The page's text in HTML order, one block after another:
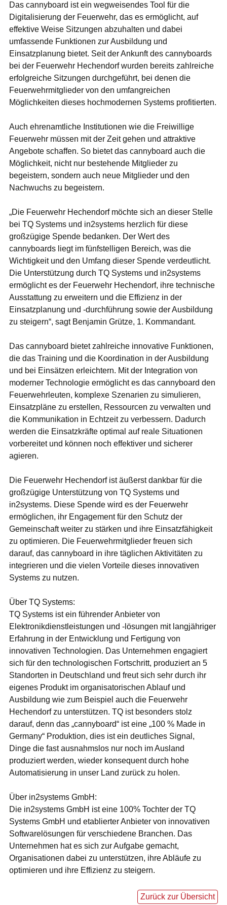
Das cannyboard ist ein wegweisendes Tool für die
Digitalisierung der Feuerwehr, das es ermöglicht, auf
effektive Weise Sitzungen abzuhalten und dabei
umfassende Funktionen zur Ausbildung und
Einsatzplanung bietet. Seit der Ankunft des cannyboards
bei der Feuerwehr Hechendorf wurden bereits zahlreiche
erfolgreiche Sitzungen durchgeführt, bei denen die
Feuerwehrmitglieder von den umfangreichen
Möglichkeiten dieses hochmodernen Systems profitierten.
Auch ehrenamtliche Institutionen wie die Freiwillige
Feuerwehr müssen mit der Zeit gehen und attraktive
Angebote schaffen. So bietet das cannyboard auch die
Möglichkeit, nicht nur bestehende Mitglieder zu
begeistern, sondern auch neue Mitglieder und den
Nachwuchs zu begeistern.
„Die Feuerwehr Hechendorf möchte sich an dieser Stelle
bei TQ Systems und in2systems herzlich für diese
großzügige Spende bedanken. Der Wert des
cannyboards liegt im fünfstelligen Bereich, was die
Wichtigkeit und den Umfang dieser Spende verdeutlicht.
Die Unterstützung durch TQ Systems und in2systems
ermöglicht es der Feuerwehr Hechendorf, ihre technische
Ausstattung zu erweitern und die Effizienz in der
Einsatzplanung und -durchführung sowie der Ausbildung
zu steigern“, sagt Benjamin Grütze, 1. Kommandant.
Das cannyboard bietet zahlreiche innovative Funktionen,
die das Training und die Koordination in der Ausbildung
und bei Einsätzen erleichtern. Mit der Integration von
moderner Technologie ermöglicht es das cannyboard den
Feuerwehrleuten, komplexe Szenarien zu simulieren,
Einsatzpläne zu erstellen, Ressourcen zu verwalten und
die Kommunikation in Echtzeit zu verbessern. Dadurch
werden die Einsatzkräfte optimal auf reale Situationen
vorbereitet und können noch effektiver und sicherer
agieren.
Die Feuerwehr Hechendorf ist äußerst dankbar für die
großzügige Unterstützung von TQ Systems und
in2systems. Diese Spende wird es der Feuerwehr
ermöglichen, ihr Engagement für den Schutz der
Gemeinschaft weiter zu stärken und ihre Einsatzfähigkeit
zu optimieren. Die Feuerwehrmitglieder freuen sich
darauf, das cannyboard in ihre täglichen Aktivitäten zu
integrieren und die vielen Vorteile dieses innovativen
Systems zu nutzen.
Über TQ Systems:
TQ Systems ist ein führender Anbieter von
Elektronikdienstleistungen und -lösungen mit langjähriger
Erfahrung in der Entwicklung und Fertigung von
innovativen Technologien. Das Unternehmen engagiert
sich für den technologischen Fortschritt, produziert an 5
Standorten in Deutschland und freut sich sehr durch ihr
eigenes Produkt im organisatorischen Ablauf und
Ausbildung wie zum Beispiel auch die Feuerwehr
Hechendorf zu unterstützen. TQ ist besonders stolz
darauf, denn das „cannyboard“ ist eine „100 % Made in
Germany“ Produktion, dies ist ein deutliches Signal,
Dinge die fast ausnahmslos nur noch im Ausland
produziert werden, wieder konsequent durch hohe
Automatisierung in unser Land zurück zu holen.
Über in2systems GmbH:
Die in2systems GmbH ist eine 100% Tochter der TQ
Systems GmbH und etablierter Anbieter von innovativen
Softwarelösungen für verschiedene Branchen. Das
Unternehmen hat es sich zur Aufgabe gemacht,
Organisationen dabei zu unterstützen, ihre Abläufe zu
optimieren und ihre Effizienz zu steigern.
Zurück zur Übersicht